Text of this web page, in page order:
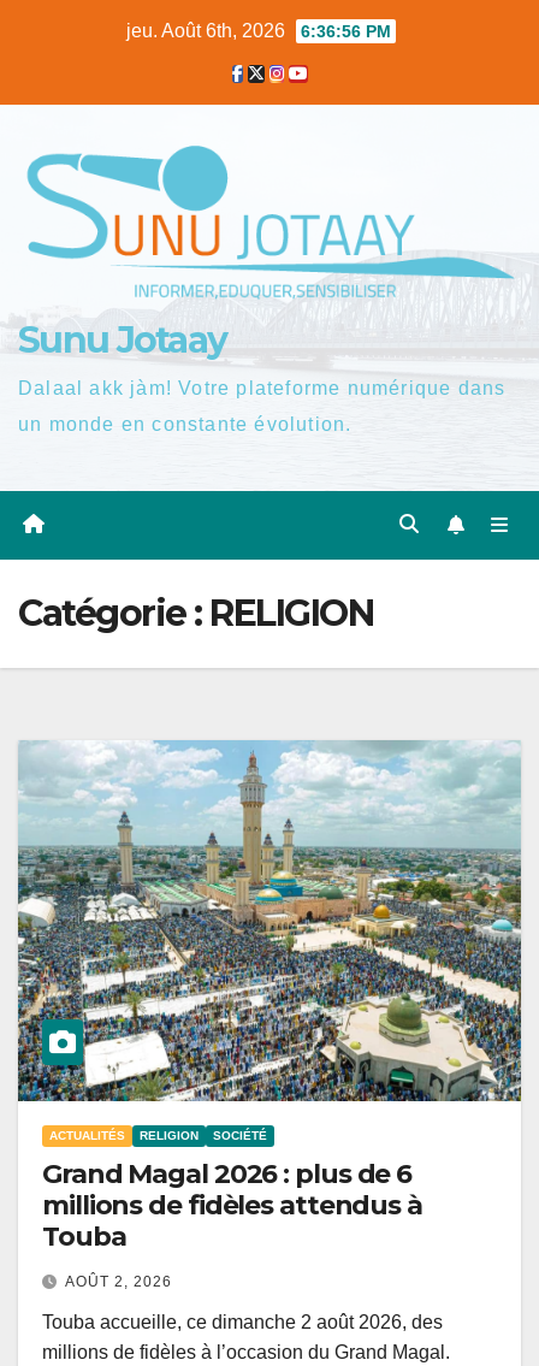
jeu. Août 6th, 2026 6:36:57 PM
Sunu Jotaay
Dalaal akk jàm! Votre plateforme numérique dans
un monde en constante évolution.
Catégorie : RELIGION
ACTUALITÉS RELIGION SOCIÉTÉ
Grand Magal 2026 : plus de 6
millions de fidèles attendus à
Touba
AOÛT 2, 2026
Touba accueille, ce dimanche 2 août 2026, des
millions de fidèles à l’occasion du Grand Magal.